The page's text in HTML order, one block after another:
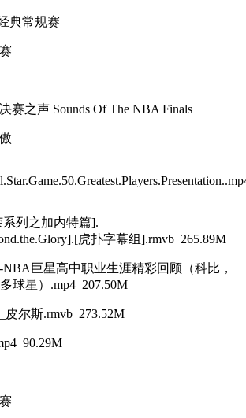
典常规赛
之声 Sounds Of The NBA Finals
列之加内特篇].
虎扑字幕组].rmvb 265.89M
巨星高中职业生涯精彩回顾（科比，
球星）.mp4 207.50M
尔斯.rmvb 273.52M
90.29M